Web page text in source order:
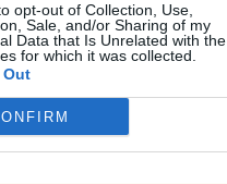
opt-out of Collection, Use,
Sale, and/or Sharing of my
Data that Is Unrelated with the
for which it was collected.